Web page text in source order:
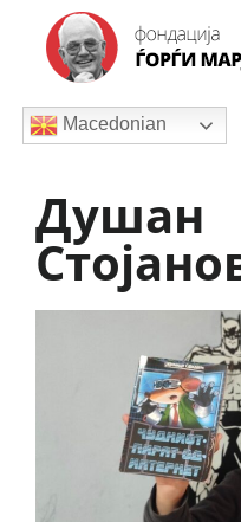
Macedonian
Душан